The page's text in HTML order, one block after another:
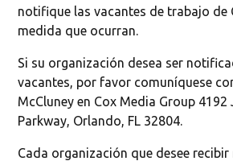
notifique las vacantes de trabajo de
medida que ocurran.
Si su organización desea ser
vacantes, por favor comuníquese
McCluney en Cox Media Group 4192
Parkway, Orlando, FL 32804.
Cada organización que desee